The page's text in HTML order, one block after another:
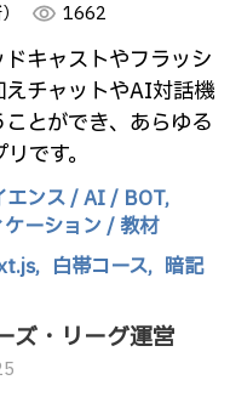
visibility 1662
キャストやフラッシ
チャットやAI対話機
とができ、あらゆる
です。
エンス / AI / BOT,
ケーション / 教材
白帯コース, 暗記
ズ・リーグ運営